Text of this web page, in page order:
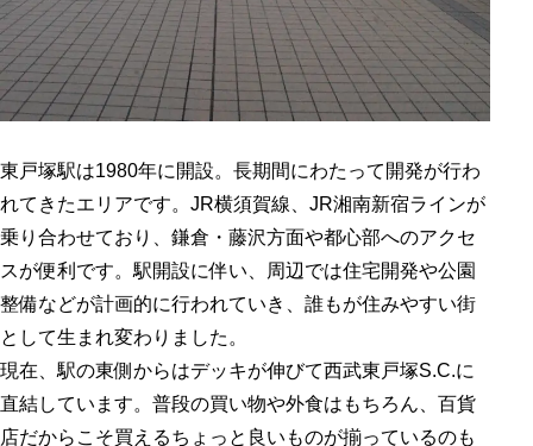
東戸塚駅は1980年に開設。長期間にわたって開発が行わ
れてきたエリアです。JR横須賀線、JR湘南新宿ラインが
乗り合わせており、鎌倉・藤沢方面や都心部へのアクセ
スが便利です。駅開設に伴い、周辺では住宅開発や公園
整備などが計画的に行われていき、誰もが住みやすい街
として生まれ変わりました。
現在、駅の東側からはデッキが伸びて西武東戸塚S.C.に
直結しています。普段の買い物や外食はもちろん、百貨
店だからこそ買えるちょっと良いものが揃っているのも